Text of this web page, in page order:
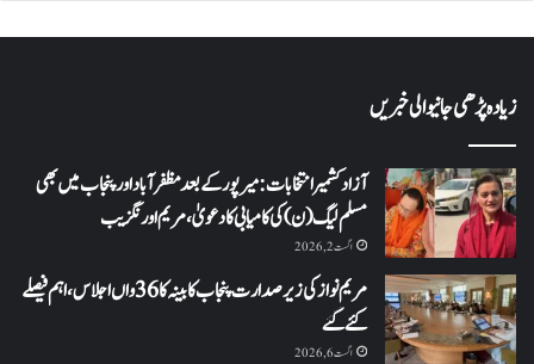
زیادہ پڑھی جانیوالی خبریں
آزاد کشمیر انتخابات: میرپور کے بعد مظفرآباد اور پنجاب میں بھی
مسلم لیگ (ن) کی کامیابی کا دعویٰ، مریم اورنگزیب
اگست 2, 2026
مریم نواز کی زیر صدارت پنجاب کابینہ کا 36واں اجلاس،اہم فیصلے
کئے گئے
اگست 6, 2026